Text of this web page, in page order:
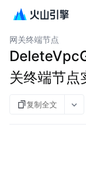
私网连接
网关终端节点
关终端节点
复制全文